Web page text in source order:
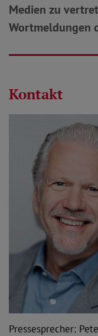
Medien zu
Wortmeldungen
Kontakt
Pressesprecher: